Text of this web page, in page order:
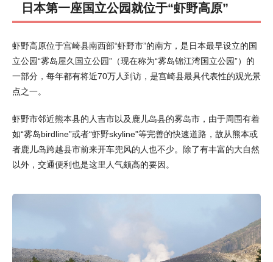
日本第一座国立公园就位于“虾野高原”
虾野高原位于宫崎县南西部“虾野市”的南方，是日本最早设立的国
立公园“雾岛屋久国立公园”（现在称为“雾岛锦江湾国立公园”）的
一部分，每年都有将近70万人到访，是宫崎县最具代表性的观光景
点之一。
虾野市邻近熊本县的人吉市以及鹿儿岛县的雾岛市，由于周围有着
如“雾岛birdline”或者“虾野skyline”等完善的快速道路，故从熊本或
者鹿儿岛跨越县市前来开车兜风的人也不少。除了有丰富的大自然
以外，交通便利也是这里人气颇高的要因。